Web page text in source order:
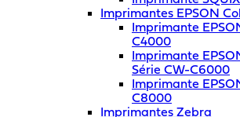
Imprimantes EPSON
Imprimante
C4000
Imprimante
Série CW-C6000
Imprimante
C8000
Imprimantes Zebra